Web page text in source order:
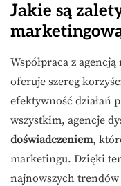
Jakie są
Współpraca z
oferuje szereg
efektywność działań
wszystkim, agencje
doświadczeniem,
marketingu. Dzięki
najnowszych